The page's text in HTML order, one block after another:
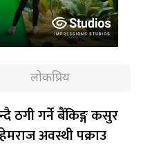
लोकप्रिय
ठगी गर्ने बैंकिङ्ग कसुर
अवस्थी पक्राउ